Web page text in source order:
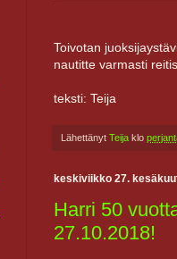
Toivotan
nautitte varmasti
teksti: Teija
Lähettänyt Teija klo
keskiviikko 27.
Harri 50
27.10.2018!